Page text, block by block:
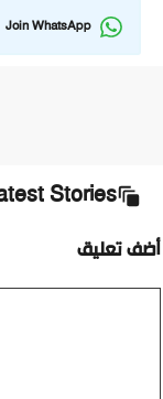
Join WhatsApp
Stories
أضف تعليق